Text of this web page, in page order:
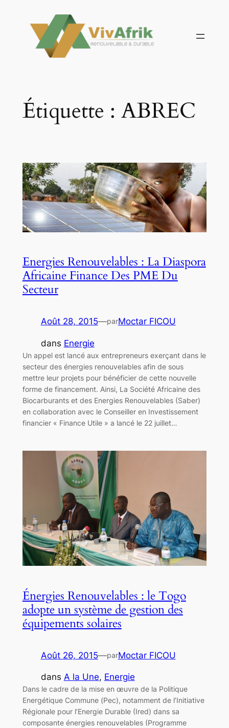
contenu
Étiquette : ABREC
Energies Renouvelables : La Diaspora
Africaine Finance Des PME Du
Secteur
Août 28, 2015—parMoctar FICOU
dans Energie
Un appel est lancé aux entrepreneurs exerçant dans le
secteur des énergies renouvelables afin de sous
mettre leur projets pour bénéficier de cette nouvelle
forme de financement. Ainsi, La Société Africaine des
Biocarburants et des Energies Renouvelables (Saber)
en collaboration avec le Conseiller en Investissement
financier « Finance Utile » a lancé le 22 juillet…
Énergies Renouvelables : le Togo
adopte un système de gestion des
équipements solaires
Août 26, 2015—parMoctar FICOU
dans A la Une, Energie
Dans le cadre de la mise en œuvre de la Politique
Energétique Commune (Pec), notamment de l’Initiative
Régionale pour l’Energie Durable (Ired) dans sa
composante énergies renouvelables (Programme